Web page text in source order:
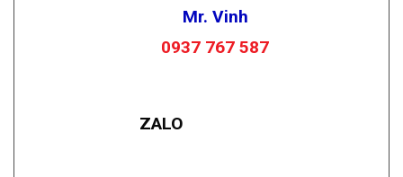
Mr. Vinh
0937 767 587
ZALO